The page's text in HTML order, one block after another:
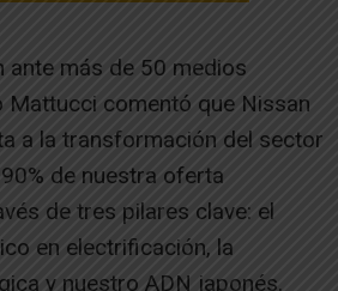
ante más de 50 medios
Mattucci comentó que Nissan
a la transformación del sector
de nuestra oferta
de tres pilares clave: el
en electrificación, la
y nuestro ADN japonés.